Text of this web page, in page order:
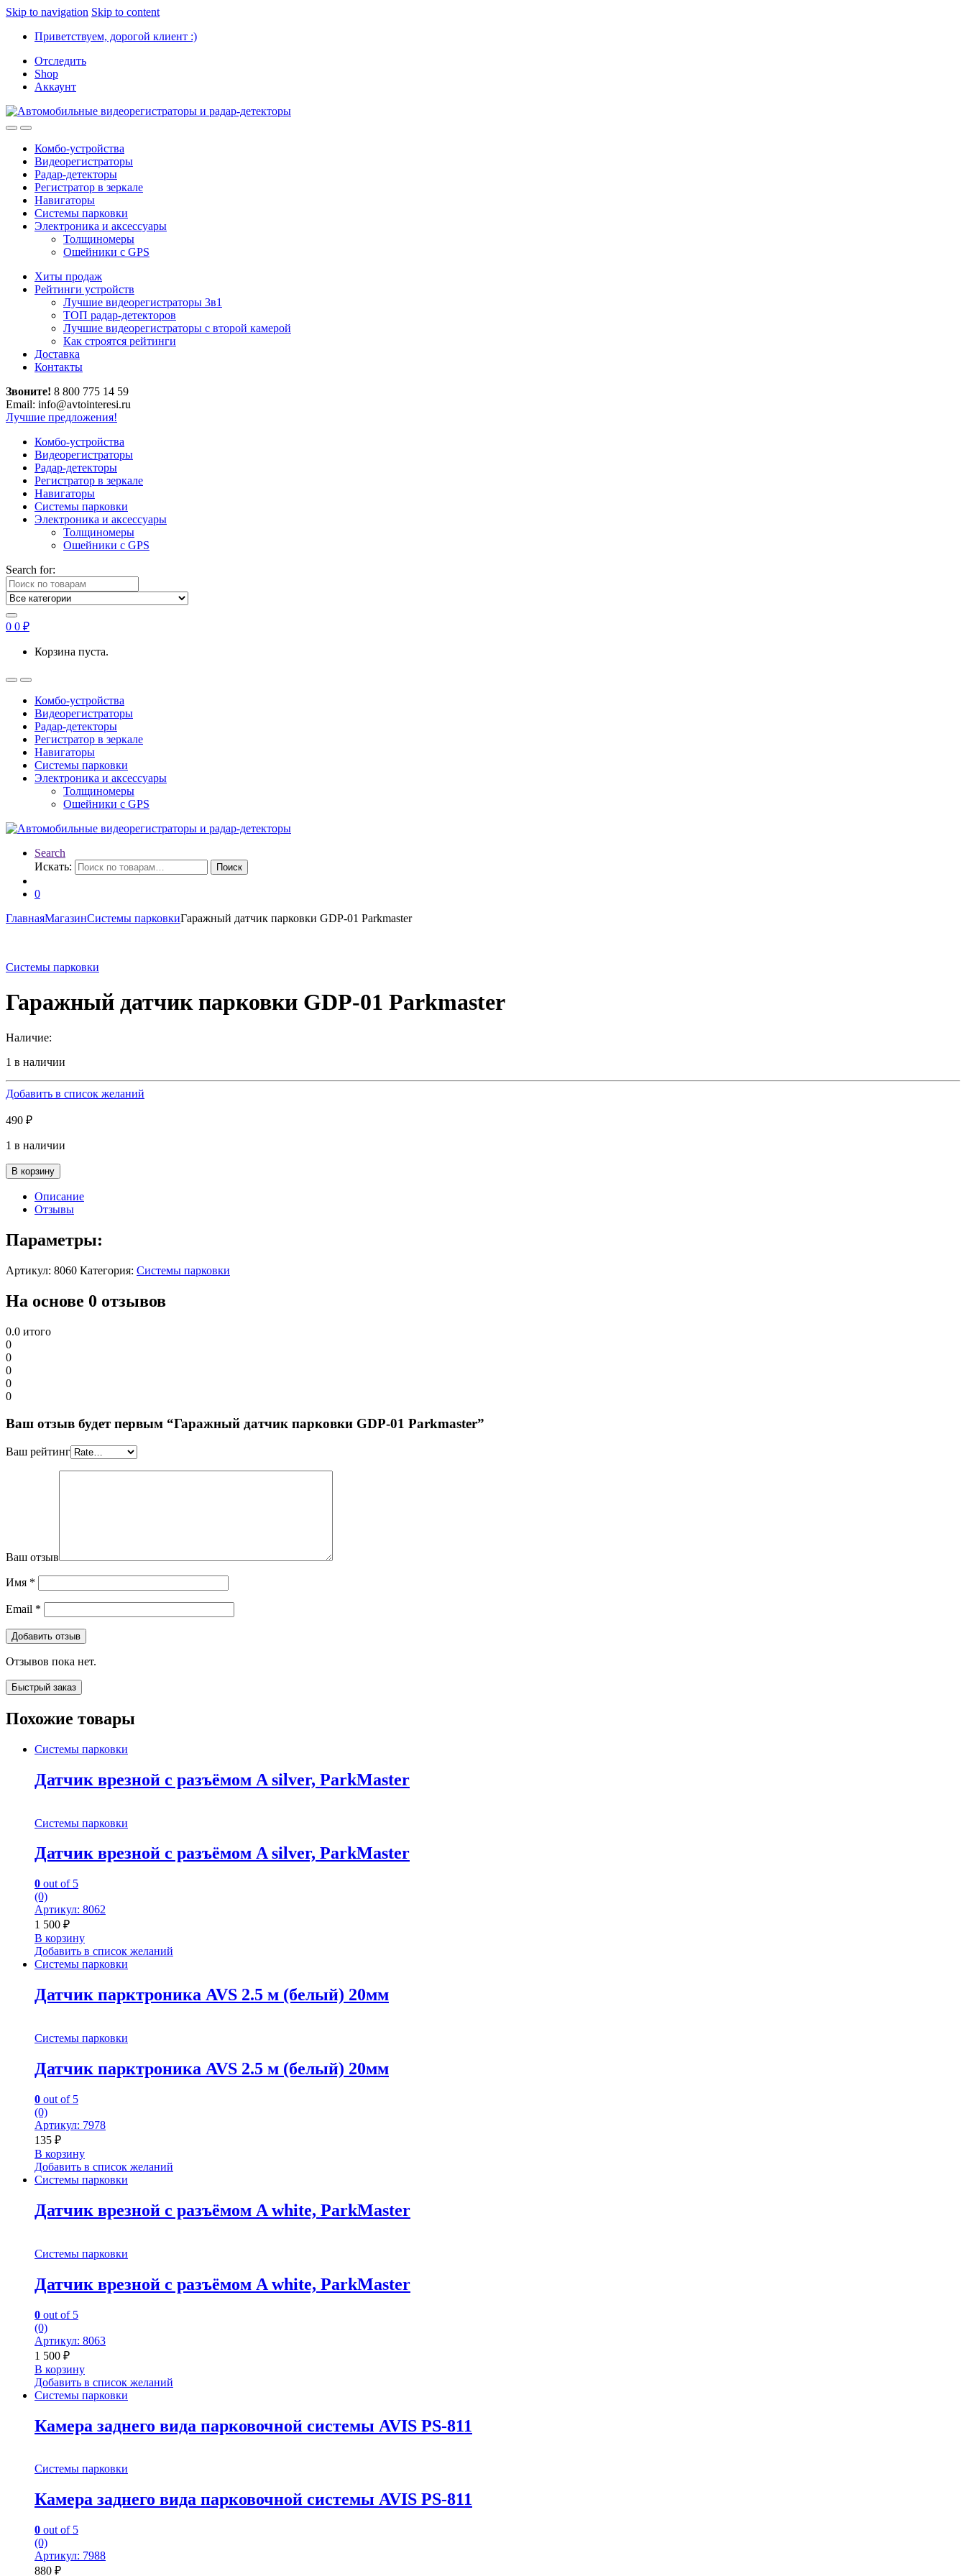
Skip to navigation Skip to content
Приветствуем, дорогой клиент :)
Отследить
Shop
Аккаунт
Комбо-устройства
Видеорегистраторы
Радар-детекторы
Регистратор в зеркале
Навигаторы
Системы парковки
Электроника и аксессуары
Толщиномеры
Ошейники с GPS
Хиты продаж
Рейтинги устройств
Лучшие видеорегистраторы 3в1
ТОП радар-детекторов
Лучшие видеорегистраторы с второй камерой
Как строятся рейтинги
Доставка
Контакты
Звоните! 8 800 775 14 59
Email: info@avtointeresi.ru
Лучшие предложения!
Комбо-устройства
Видеорегистраторы
Радар-детекторы
Регистратор в зеркале
Навигаторы
Системы парковки
Электроника и аксессуары
Толщиномеры
Ошейники с GPS
Search for:
0 0 ₽
Корзина пуста.
Комбо-устройства
Видеорегистраторы
Радар-детекторы
Регистратор в зеркале
Навигаторы
Системы парковки
Электроника и аксессуары
Толщиномеры
Ошейники с GPS
Search
Искать:
Поиск
0
ГлавнаяМагазинСистемы парковкиГаражный датчик парковки GDP-01 Parkmaster
Системы парковки
Гаражный датчик парковки GDP-01 Parkmaster
Наличие:
1 в наличии
Добавить в список желаний
490 ₽
1 в наличии
В корзину
Описание
Отзывы
Параметры:
Артикул: 8060 Категория: Системы парковки
На основе 0 отзывов
0.0 итого
0
0
0
0
0
Ваш отзыв будет первым “Гаражный датчик парковки GDP-01 Parkmaster”
Ваш рейтинг
Ваш отзыв
Имя *
Email *
Отзывов пока нет.
Быстрый заказ
Похожие товары
Системы парковки
Датчик врезной с разъёмом A silver, ParkMaster
Системы парковки
Датчик врезной с разъёмом A silver, ParkMaster
0 out of 5
(0)
Артикул: 8062
1 500 ₽
В корзину
Добавить в список желаний
Системы парковки
Датчик парктроника AVS 2.5 м (белый) 20мм
Системы парковки
Датчик парктроника AVS 2.5 м (белый) 20мм
0 out of 5
(0)
Артикул: 7978
135 ₽
В корзину
Добавить в список желаний
Системы парковки
Датчик врезной с разъёмом A white, ParkMaster
Системы парковки
Датчик врезной с разъёмом A white, ParkMaster
0 out of 5
(0)
Артикул: 8063
1 500 ₽
В корзину
Добавить в список желаний
Системы парковки
Камера заднего вида парковочной системы AVIS PS-811
Системы парковки
Камера заднего вида парковочной системы AVIS PS-811
0 out of 5
(0)
Артикул: 7988
880 ₽